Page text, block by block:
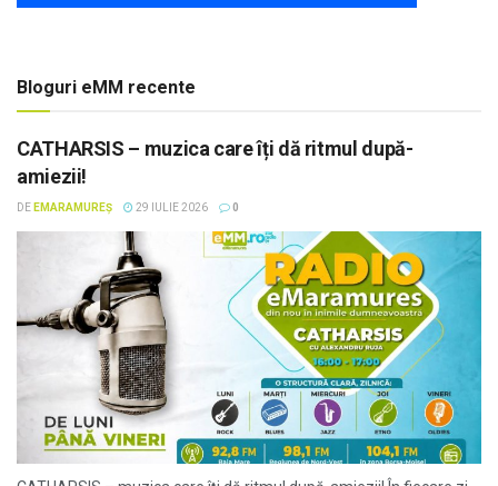
Bloguri eMM recente
CATHARSIS – muzica care îți dă ritmul după-
amiezii!
DE EMARAMUREȘ 29 IULIE 2026 0